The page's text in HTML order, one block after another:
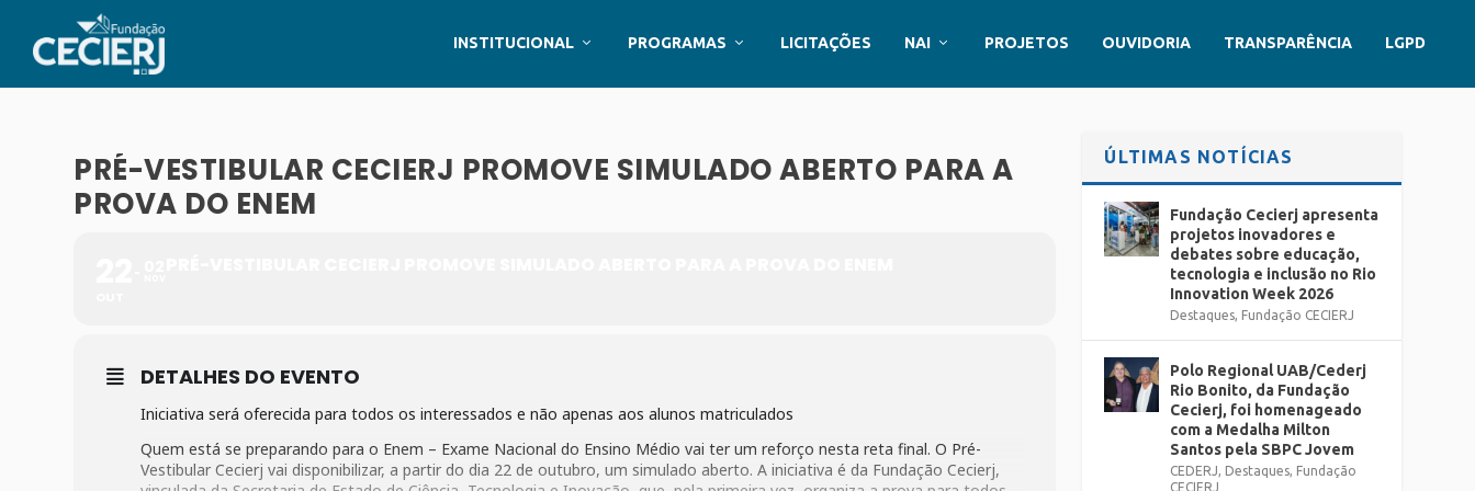
INSTITUCIONAL PROGRAMAS LICITAÇÕES NAI PROJETOS OUVIDORIA TRANSPARÊNCIA LGPD
PRÉ-VESTIBULAR CECIERJ PROMOVE SIMULADO ABERTO PARA A
PROVA DO ENEM
DETALHES DO EVENTO
Iniciativa será oferecida para todos os interessados e não apenas aos alunos matriculados
Quem está se preparando para o Enem – Exame Nacional do Ensino Médio vai ter um reforço nesta reta final. O Pré-
Vestibular Cecierj vai disponibilizar, a partir do dia 22 de outubro, um simulado aberto. A iniciativa é da Fundação Cecierj,
ÚLTIMAS NOTÍCIAS
Fundação Cecierj apresenta
projetos inovadores e
debates sobre educação,
tecnologia e inclusão no Rio
Innovation Week 2026
Destaques, Fundação CECIERJ
Polo Regional UAB/Cederj
Rio Bonito, da Fundação
Cecierj, foi homenageado
com a Medalha Milton
Santos pela SBPC Jovem
CEDERJ, Destaques, Fundação
CECIERJ